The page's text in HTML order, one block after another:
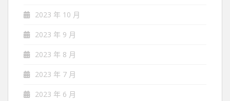
2023 年 10 月
2023 年 9 月
2023 年 8 月
2023 年 7 月
2023 年 6 月